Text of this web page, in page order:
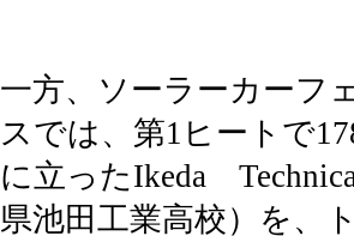
一方、ソーラーカーフ
スでは、第1ヒートで
に立ったIkeda
県池田工業高校）を、